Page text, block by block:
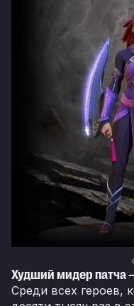
Худший мидер патча
Среди всех героев,